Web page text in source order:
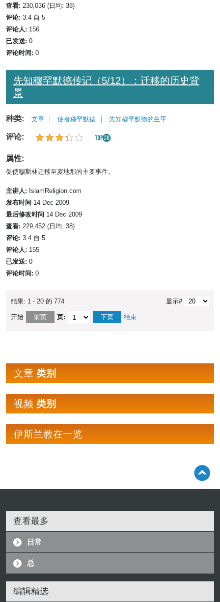
查看: 230,036 (日均: 38)
评论: 3.4 自 5
评论人: 156
已发送: 0
评论时间: 0
先知穆罕默德传记（5/12）：迁移的历史背
景
种类: 文章 使者穆罕默德 先知穆罕默德的生平
评论:
属性:
促使穆斯林迁移至麦地那的主要事件。
主讲人: IslamReligion.com
发布时间 14 Dec 2009
最后修改时间 14 Dec 2009
查看: 229,452 (日均: 38)
评论: 3.4 自 5
评论人: 155
已发送: 0
评论时间: 0
结果: 1 - 20 的 774 显示#
开始 前页 页: 下页 结束
文章 类别
视频 类别
伊斯兰教在一览
查看最多
日常
总
编辑精选